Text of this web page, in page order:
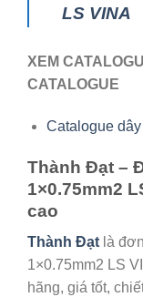
LS VINA
XEM
CATALOGUE
Catalogue
Thành Đạt –
1×0.75mm2
cao
Thành Đạt là
1×0.75mm2 LS
hãng, giá tốt,